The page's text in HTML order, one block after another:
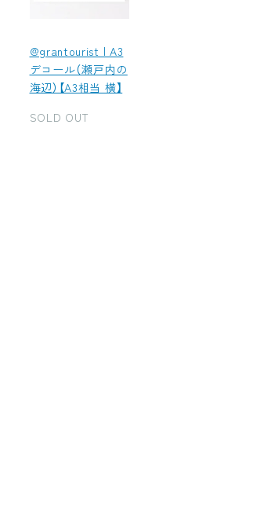
@grantourist | A3
デコール（瀬戸内の
海辺）【A3相当 横】
SOLD OUT